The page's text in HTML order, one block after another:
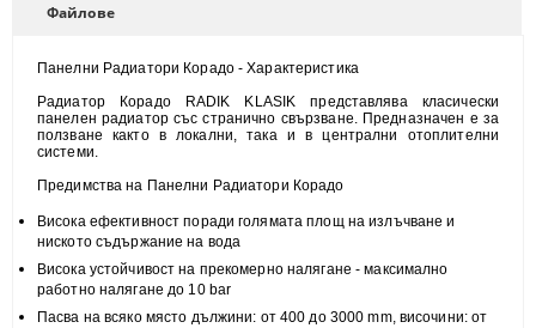
Файлове
Панелни Радиатори Корадо - Характеристика
Радиатор Корадо RADIK KLASIK представлява класически
панелен радиатор със странично свързване. Предназначен е за
ползване както в локални, така и в централни отоплителни
системи.
Предимства на Панелни Радиатори Корадо
Висока ефективност поради голямата площ на излъчване и
ниското съдържание на вода
Висока устойчивост на прекомерно налягане - максимално
работно налягане до 10 bar
Пасва на всяко място дължини: от 400 до 3000 mm, височини:от